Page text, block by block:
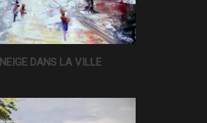
NEIGE DANS LA VILLE